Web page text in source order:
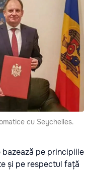
cu Seychelles.
pe principiile
și pe respectul față